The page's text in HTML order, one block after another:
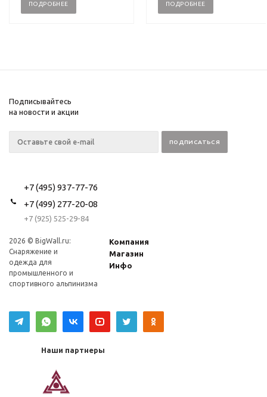
ПОДРОБНЕЕ ПОДРОБНЕЕ
Подписывайтесь
на новости и акции
+7 (495) 937-77-76
+7 (499) 277-20-08
+7 (925) 525-29-84
2026 © BigWall.ru:
Снаряжение и
одежда для
промышленного и
спортивного альпинизма
Компания
Магазин
Инфо
Наши партнеры